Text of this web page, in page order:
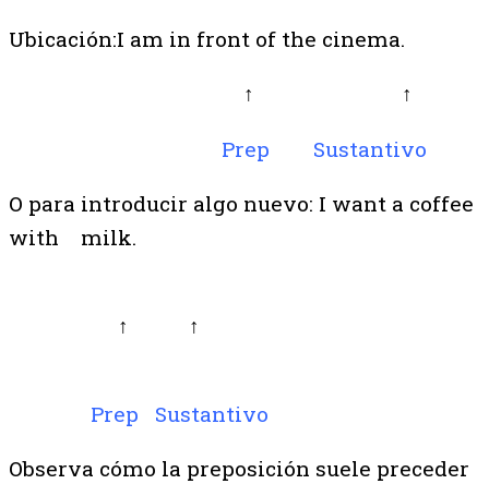
Ubicación:I am in front of the cinema.
↑ ↑
Prep Sustantivo
O para introducir algo nuevo: I want a coffee
with
milk.
↑ ↑
Prep Sustantivo
Observa cómo la preposición suele preceder